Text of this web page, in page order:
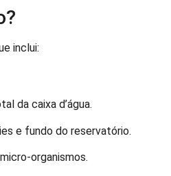
inclui:
da caixa d’água.
e fundo do reservatório.
organismos.